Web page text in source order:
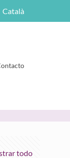
Català
todo